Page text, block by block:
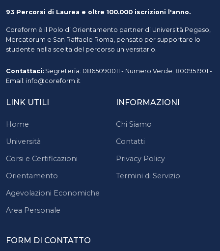
93 Percorsi di Laurea e oltre 100.000 iscrizioni l'anno.
Coreform è il Polo di Orientamento partner di Università Pegaso,
Mercatorum e San Raffaele Roma, pensato per supportare lo
studente nella scelta del percorso universitario.
Contattaci: Segreteria: 0865090011 - Numero Verde: 800951901 -
Email: info@coreform.it
LINK UTILI
Home
Università
Corsi e Certificazioni
Orientamento
Agevolazioni Economiche
Area Personale
INFORMAZIONI
Chi Siamo
Contatti
Privacy Policy
Termini di Servizio
FORM DI CONTATTO